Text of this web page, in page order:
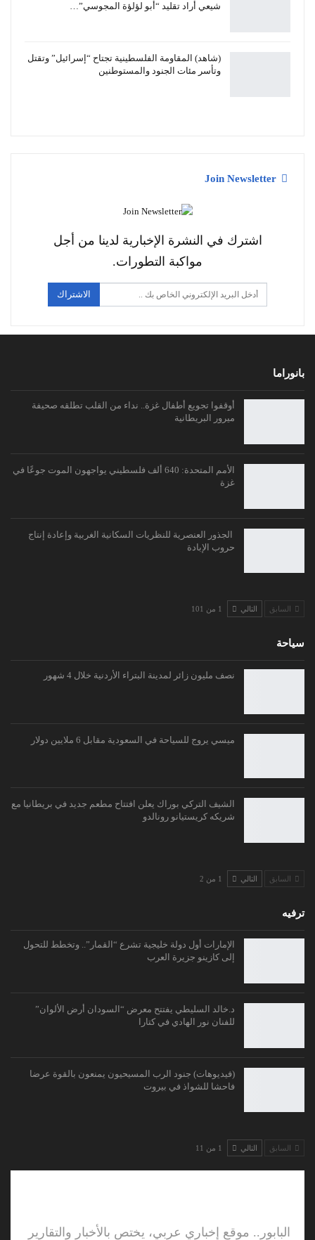
شيعي أراد تقليد “أبو لؤلؤة المجوسي”…
(شاهد) المقاومة الفلسطينية تجتاح “إسرائيل” وتقتل
وتأسر مئات الجنود والمستوطنين
اشترك في النشرة الإخبارية لدينا من أجل
مواكبة التطورات.
الاشتراك
بانوراما
أوقفوا تجويع أطفال غزة.. نداء من القلب تطلقه صحيفة
ميرور البريطانية
الأمم المتحدة: 640 ألف فلسطيني يواجهون الموت جوعًا في
غزة
الجذور العنصرية للنظريات السكانية الغربية وإعادة إنتاج
حروب الإبادة
السابق التالي 1 من 101
سياحة
نصف مليون زائر لمدينة البتراء الأردنية خلال 4 شهور
ميسي يروج للسياحة في السعودية مقابل 6 ملايين دولار
الشيف التركي بوراك يعلن افتتاح مطعم جديد في بريطانيا مع
شريكه كريستيانو رونالدو
السابق التالي 1 من 2
ترفيه
الإمارات أول دولة خليجية تشرع “القمار”.. وتخطط للتحول
إلى كازينو جزيرة العرب
د.خالد السليطي يفتتح معرض “السودان أرض الألوان”
للفنان نور الهادي في كتارا
(فيديوهات) جنود الرب المسيحيون يمنعون بالقوة عرضا
فاحشا للشواذ في بيروت
السابق التالي 1 من 11
البابور.. موقع إخباري عربي، يختص بالأخبار والتقارير